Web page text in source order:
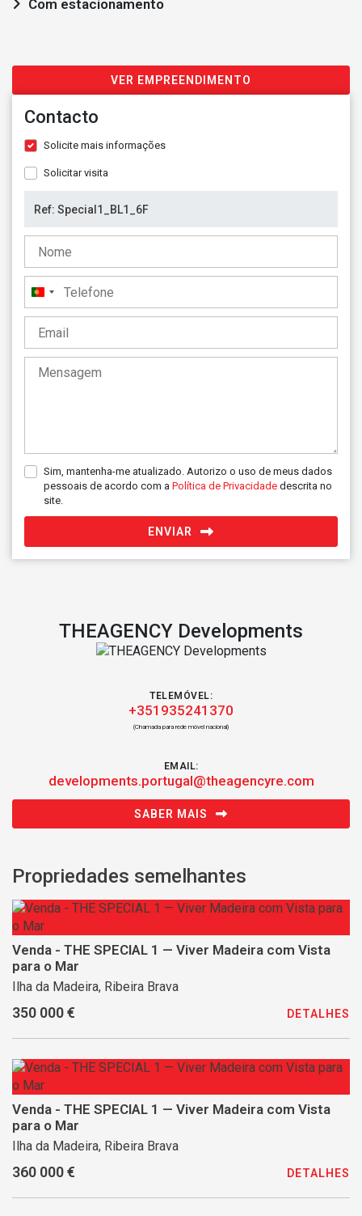
Com estacionamento
VER EMPREENDIMENTO
Contacto
Solicite mais informações
Solicitar visita
Portugal
+351
Sim, mantenha-me atualizado. Autorizo o uso de meus dados
pessoais de acordo com a Política de Privacidade descrita no
site.
ENVIAR
THEAGENCY Developments
TELEMÓVEL:
+351935241370
(Chamada para rede móvel nacional)
EMAIL:
developments.portugal@theagencyre.com
SABER MAIS
Propriedades semelhantes
Venda - THE SPECIAL 1 — Viver Madeira com Vista
para o Mar
Ilha da Madeira, Ribeira Brava
350 000 € DETALHES
Venda - THE SPECIAL 1 — Viver Madeira com Vista
para o Mar
Ilha da Madeira, Ribeira Brava
360 000 € DETALHES